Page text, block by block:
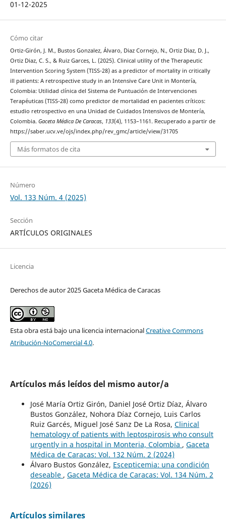
01-12-2025
Cómo citar
Ortiz-Girón, J. M., Bustos Gonzalez, Álvaro, Diaz Cornejo, N., Ortiz Diaz, D. J.,
Ortiz Diaz, C. S., & Ruiz Garces, L. (2025). Clinical utility of the Therapeutic
Intervention Scoring System (TISS-28) as a predictor of mortality in critically
ill patients: A retrospective study in an Intensive Care Unit in Montería,
Colombia: Utilidad clínica del Sistema de Puntuación de Intervenciones
Terapéuticas (TISS-28) como predictor de mortalidad en pacientes críticos:
estudio retrospectivo en una Unidad de Cuidados Intensivos de Montería,
Colombia. Gaceta Médica De Caracas, 133(4), 1153–1161. Recuperado a partir de
https://saber.ucv.ve/ojs/index.php/rev_gmc/article/view/31705
Más formatos de cita
Número
Vol. 133 Núm. 4 (2025)
Sección
ARTÍCULOS ORIGINALES
Licencia
Derechos de autor 2025 Gaceta Médica de Caracas
Esta obra está bajo una licencia internacionalCreative Commons
Atribución-NoComercial 4.0.
Artículos más leídos del mismo autor/a
José María Ortiz Girón, Daniel José Ortiz Díaz, Álvaro
Bustos González, Nohora Díaz Cornejo, Luis Carlos
Ruiz Garcés, Miguel José Sanz De La Rosa, Clinical
hematology of patients with leptospirosis who consult
urgently in a hospital in Monteria, Colombia , Gaceta
Médica de Caracas: Vol. 132 Núm. 2 (2024)
Álvaro Bustos González, Escepticemia: una condición
deseable , Gaceta Médica de Caracas: Vol. 134 Núm. 2
(2026)
Artículos similares